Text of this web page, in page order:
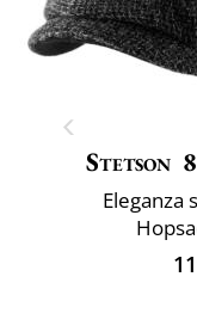
Stetson
Eleganza